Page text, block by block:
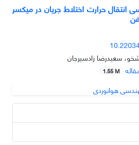
انتقال حرارت اختلاط جریان در میکسر
سعیدرضا زادسیرجان
1.55 M